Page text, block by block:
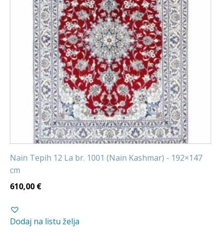
Nain Tepih 12 La br. 1001 (Nain Kashmar) - 192×147
cm
610,00 €
Dodaj na listu želja